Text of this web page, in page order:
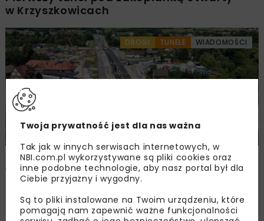
w Krzyszkowicach
DROGI TUNELE WIADOMOŚCI
Powstaną nowe drogi lokalne
w Krzyszkowicach
Twoja prywatność jest dla nas ważna
Tak jak w innych serwisach internetowych, w
NBI.com.pl wykorzystywane są pliki cookies oraz
inne podobne technologie, aby nasz portal był dla
Ciebie przyjazny i wygodny.
Są to pliki instalowane na Twoim urządzeniu, które
pomagają nam zapewnić ważne funkcjonalności